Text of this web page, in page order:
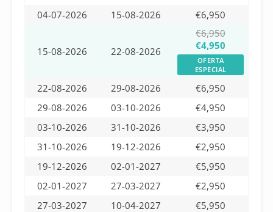
04-07-2026
15-08-2026 €6,950
15-08-2026 22-08-2026
€6,950
€4,950
OFERTA
ESPECIAL
22-08-2026 29-08-2026
€6,950
29-08-2026
03-10-2026
€4,950
03-10-2026
31-10-2026
€3,950
31-10-2026
19-12-2026
€2,950
19-12-2026
02-01-2027
€5,950
02-01-2027
27-03-2027
€2,950
27-03-2027
10-04-2027
€5,950